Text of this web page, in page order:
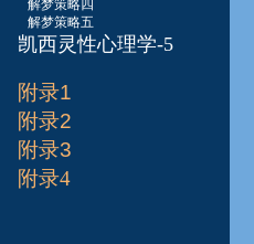
解梦策略四
解梦策略五
凯西灵性心理学-5
附录1
附录2
附录3
附录4